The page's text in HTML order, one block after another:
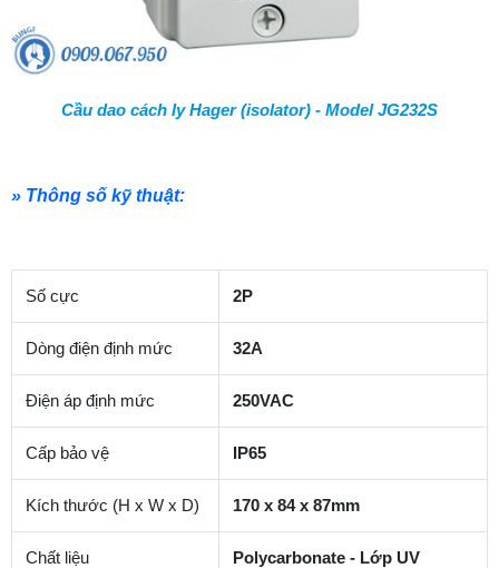
Cầu dao cách ly Hager (isolator) - Model JG232S
» Thông số kỹ thuật:
Số cực 2P
Dòng điện định mức 32A
Điện áp định mức 250VAC
Cấp bảo vệ IP65
Kích thước (H x W x D) 170 x 84 x 87mm
Chất liệu Polycarbonate - Lớp UV